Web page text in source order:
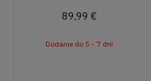
89,99 €
Dodanie do 5 - 7 dní